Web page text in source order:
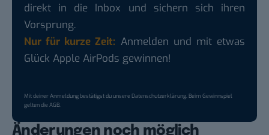
direkt in die Inbox und sichern sich ihren
Vorsprung.
Nur für kurze Zeit: Anmelden und mit etwas
Glück Apple AirPods gewinnen!
Mit deiner Anmeldung bestätigst du unsereDatenschutzerklärung. Beim Gewinnspiel
gelten dieAGB.
Änderungen noch möglich